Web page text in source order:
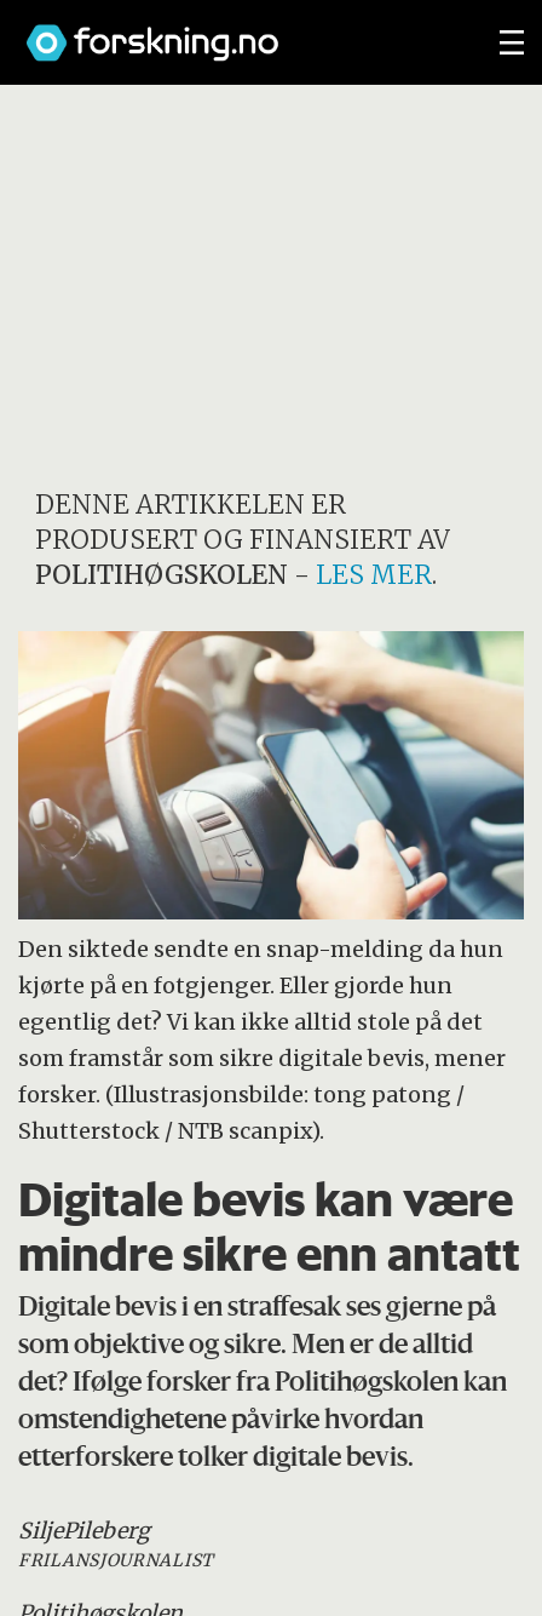
DENNE ARTIKKELEN ER
PRODUSERT OG FINANSIERT AV
POLITIHØGSKOLEN - LES MER.
Den siktede sendte en snap-melding da hun
kjørte på en fotgjenger. Eller gjorde hun
egentlig det? Vi kan ikke alltid stole på det
som framstår som sikre digitale bevis, mener
forsker. (Illustrasjonsbilde: tong patong /
Shutterstock / NTB scanpix).
Digitale bevis kan være
mindre sikre enn antatt
Digitale bevis i en straffesak ses gjerne på
som objektive og sikre. Men er de alltid
det? Ifølge forsker fra Politihøgskolen kan
omstendighetene påvirke hvordan
etterforskere tolker digitale bevis.
SiljePileberg
FRILANSJOURNALIST